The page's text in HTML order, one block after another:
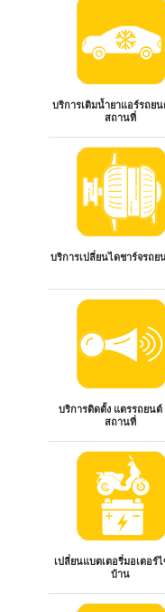
บริการเติมน้ำยาแอร์รถย
สถานที่
บริการเปลี่ยนไดชาร์จรถย
บริการติดตั้ง แตรรถยน
สถานที่
เปลี่ยนแบตเตอรี่มอเตอร์
บ้าน